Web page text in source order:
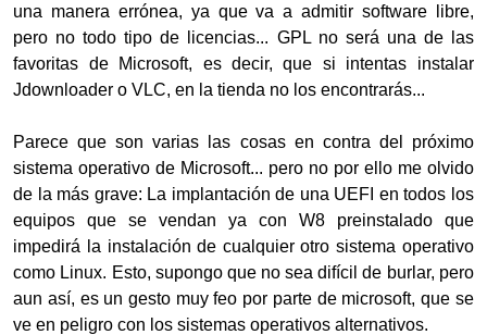
una manera errónea, ya que va a admitir software libre,
pero no todo tipo de licencias... GPL no será una de las
favoritas de Microsoft, es decir, que si intentas instalar
Jdownloader o VLC, en la tienda no los encontrarás...
Parece que son varias las cosas en contra del próximo
sistema operativo de Microsoft... pero no por ello me olvido
de la más grave: La implantación de una UEFI en todos los
equipos que se vendan ya con W8 preinstalado que
impedirá la instalación de cualquier otro sistema operativo
como Linux. Esto, supongo que no sea difícil de burlar, pero
aun así, es un gesto muy feo por parte de microsoft, que se
ve en peligro con los sistemas operativos alternativos.